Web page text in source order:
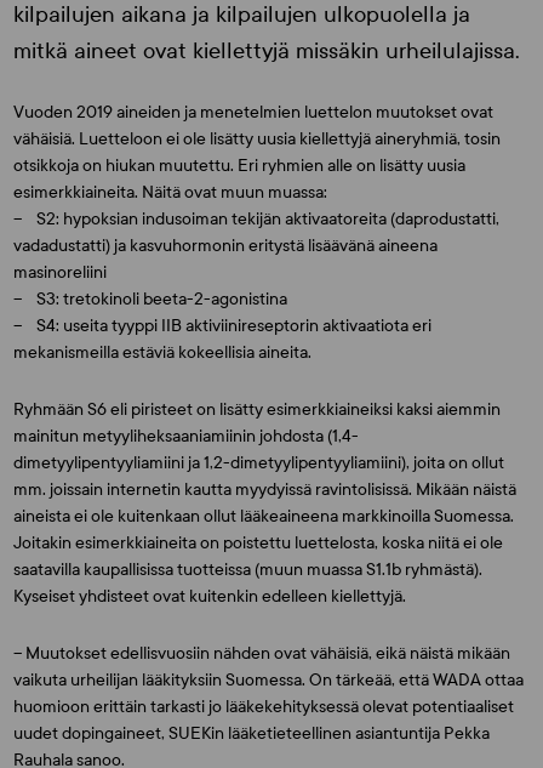
kilpailujen aikana ja kilpailujen ulkopuolella ja
mitkä aineet ovat kiellettyjä missäkin urheilulajissa.
Vuoden 2019 aineiden ja menetelmien luettelon muutokset ovat
vähäisiä. Luetteloon ei ole lisätty uusia kiellettyjä aineryhmiä, tosin
otsikkoja on hiukan muutettu. Eri ryhmien alle on lisätty uusia
esimerkkiaineita. Näitä ovat muun muassa:
– S2: hypoksian indusoiman tekijän aktivaatoreita (daprodustatti,
vadadustatti) ja kasvuhormonin eritystä lisäävänä aineena
masinoreliini
– S3: tretokinoli beeta-2-agonistina
– S4: useita tyyppi IIB aktiviinireseptorin aktivaatiota eri
mekanismeilla estäviä kokeellisia aineita.
Ryhmään S6 eli piristeet on lisätty esimerkkiaineiksi kaksi aiemmin
mainitun metyyliheksaaniamiinin johdosta (1,4-
dimetyylipentyyliamiini ja 1,2-dimetyylipentyyliamiini), joita on ollut
mm. joissain internetin kautta myydyissä ravintolisissä. Mikään näistä
aineista ei ole kuitenkaan ollut lääkeaineena markkinoilla Suomessa.
Joitakin esimerkkiaineita on poistettu luettelosta, koska niitä ei ole
saatavilla kaupallisissa tuotteissa (muun muassa S1.1b ryhmästä).
Kyseiset yhdisteet ovat kuitenkin edelleen kiellettyjä.
– Muutokset edellisvuosiin nähden ovat vähäisiä, eikä näistä mikään
vaikuta urheilijan lääkityksiin Suomessa. On tärkeää, että WADA ottaa
huomioon erittäin tarkasti jo lääkekehityksessä olevat potentiaaliset
uudet dopingaineet, SUEKin lääketieteellinen asiantuntija Pekka
Rauhalasanoo.